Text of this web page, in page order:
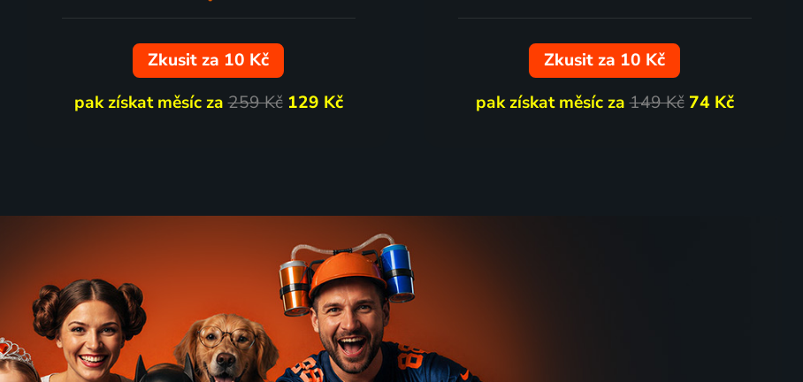
Zkusit za 10 Kč
pak získat měsíc za259 Kč 129 Kč
Zkusit za 10 Kč
pak získat měsíc za149 Kč 74 Kč